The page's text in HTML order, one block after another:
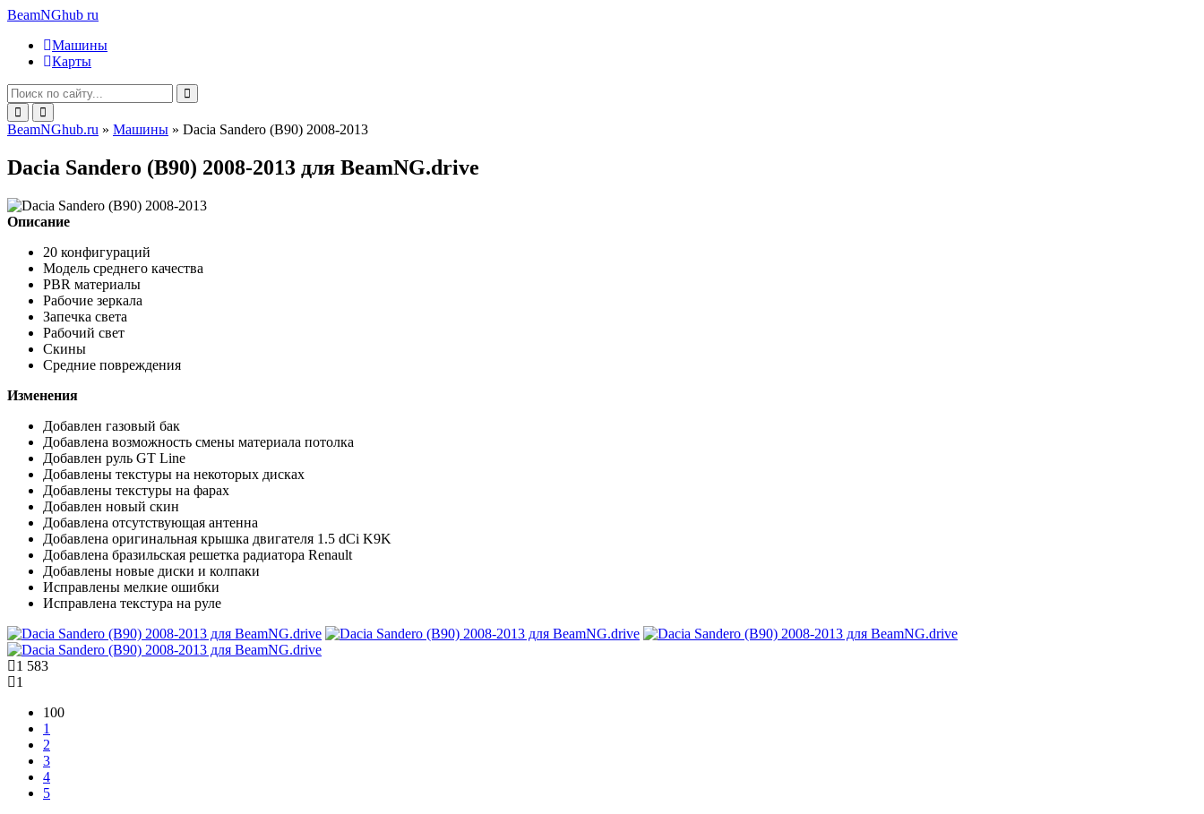
BeamNGhub ru
Машины
Карты
BeamNGhub.ru » Машины » Dacia Sandero (B90) 2008-2013
Dacia Sandero (B90) 2008-2013 для BeamNG.drive
Описание
20 конфигураций
Модель среднего качества
PBR материалы
Рабочие зеркала
Запечка света
Рабочий свет
Скины
Средние повреждения
Изменения
Добавлен газовый бак
Добавлена возможность смены материала потолка
Добавлен руль GT Line
Добавлены текстуры на некоторых дисках
Добавлены текстуры на фарах
Добавлен новый скин
Добавлена отсутствующая антенна
Добавлена оригинальная крышка двигателя 1.5 dCi K9K
Добавлена бразильская решетка радиатора Renault
Добавлены новые диски и колпаки
Исправлены мелкие ошибки
Исправлена текстура на руле
1 583
1
100
1
2
3
4
5